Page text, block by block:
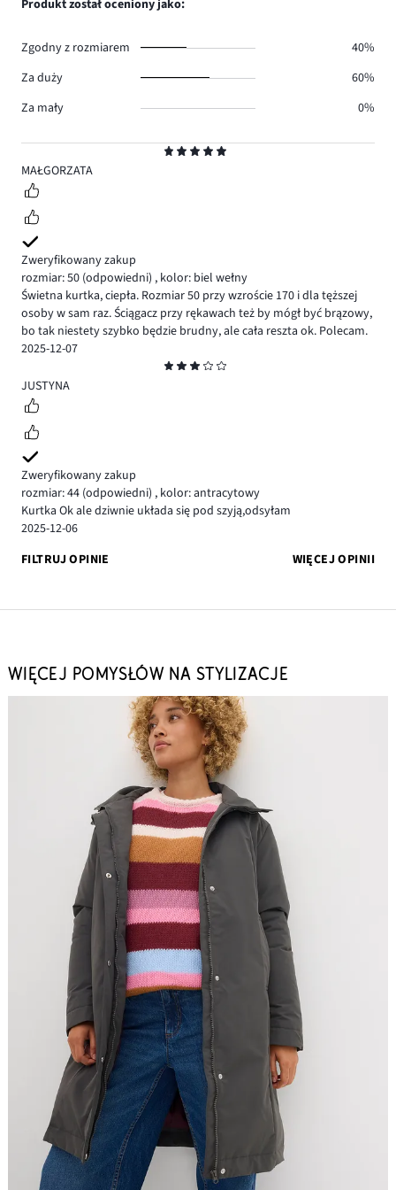
5
MAŁGORZATA
Zweryfikowany zakup
rozmiar: 50 (odpowiedni) , kolor: biel wełny
Świetna kurtka, ciepła. Rozmiar 50 przy wzroście 170 i dla tęższej
osoby w sam raz. Ściągacz przy rękawach też by mógł być brązowy,
bo tak niestety szybko będzie brudny, ale cała reszta ok. Polecam.
2025-12-07
3
JUSTYNA
Zweryfikowany zakup
rozmiar: 44 (odpowiedni) , kolor: antracytowy
Kurtka Ok ale dziwnie układa się pod szyją,odsyłam
2025-12-06
FILTRUJ OPINIE
WIĘCEJ OPINII
Produkt został oceniony jako:
Zgodny z rozmiarem
40%
Za duży
60%
Za mały
0%
WIĘCEJ POMYSŁÓW NA STYLIZACJE